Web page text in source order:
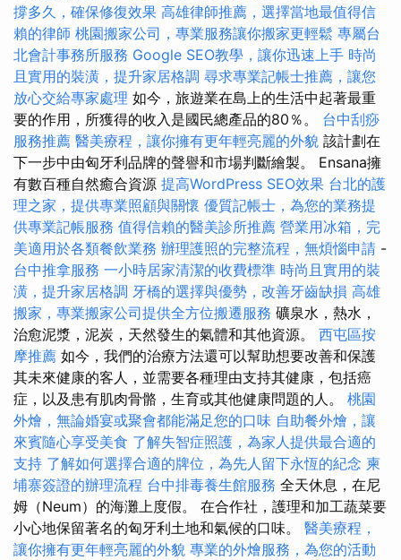
撐多久，確保修復效果 高雄律師推薦，選擇當地最值得信
賴的律師 桃園搬家公司，專業服務讓你搬家更輕鬆 專屬台
北會計事務所服務 Google SEO教學，讓你迅速上手 時尚
且實用的裝潢，提升家居格調 尋求專業記帳士推薦，讓您
放心交給專家處理 如今，旅遊業在島上的生活中起著最重
要的作用，所獲得的收入是國民總產品的80％。 台中刮痧
服務推薦 醫美療程，讓你擁有更年輕亮麗的外貌 該計劃在
下一步中由匈牙利品牌的聲譽和市場判斷繪製。 Ensana擁
有數百種自然癒合資源 提高WordPress SEO效果 台北的護
理之家，提供專業照顧與關懷 優質記帳士，為您的業務提
供專業記帳服務 值得信賴的醫美診所推薦 營業用冰箱，完
美適用於各類餐飲業務 辦理護照的完整流程，無煩惱申請 -
台中推拿服務 一小時居家清潔的收費標準 時尚且實用的裝
潢，提升家居格調 牙橋的選擇與優勢，改善牙齒缺損 高雄
搬家，專業搬家公司提供全方位搬遷服務 礦泉水，熱水，
治愈泥漿，泥炭，天然發生的氣體和其他資源。 西屯區按
摩推薦 如今，我們的治療方法還可以幫助想要改善和保護
其未來健康的客人，並需要各種理由支持其健康，包括癌
症，以及患有肌肉骨骼，生育或其他健康問題的人。 桃園
外燴，無論婚宴或聚會都能滿足您的口味 自助餐外燴，讓
來賓隨心享受美食 了解失智症照護，為家人提供最合適的
支持 了解如何選擇合適的牌位，為先人留下永恆的紀念 柬
埔寨簽證的辦理流程 台中排毒養生館服務 全天休息，在尼
姆（Neum）的海灘上度假。 在合作社，護理和加工蔬菜要
小心地保留著名的匈牙利土地和氣候的口味。 醫美療程，
讓你擁有更年輕亮麗的外貌 專業的外燴服務，為您的活動